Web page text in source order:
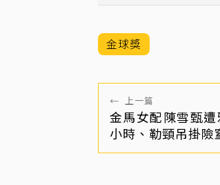
金球獎
← 上一篇
金馬女配陳雪甄
小時、勒頸吊掛險